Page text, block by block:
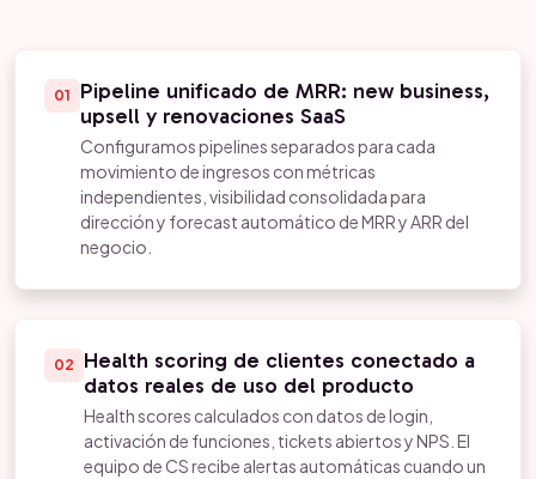
01
Pipeline unificado de MRR: new business,
upsell y renovaciones SaaS
Configuramos pipelines separados para cada
movimiento de ingresos con métricas
independientes, visibilidad consolidada para
dirección y forecast automático de MRR y ARR del
negocio.
02
Health scoring de clientes conectado a
datos reales de uso del producto
Health scores calculados con datos de login,
activación de funciones, tickets abiertos y NPS. El
equipo de CS recibe alertas automáticas cuando un